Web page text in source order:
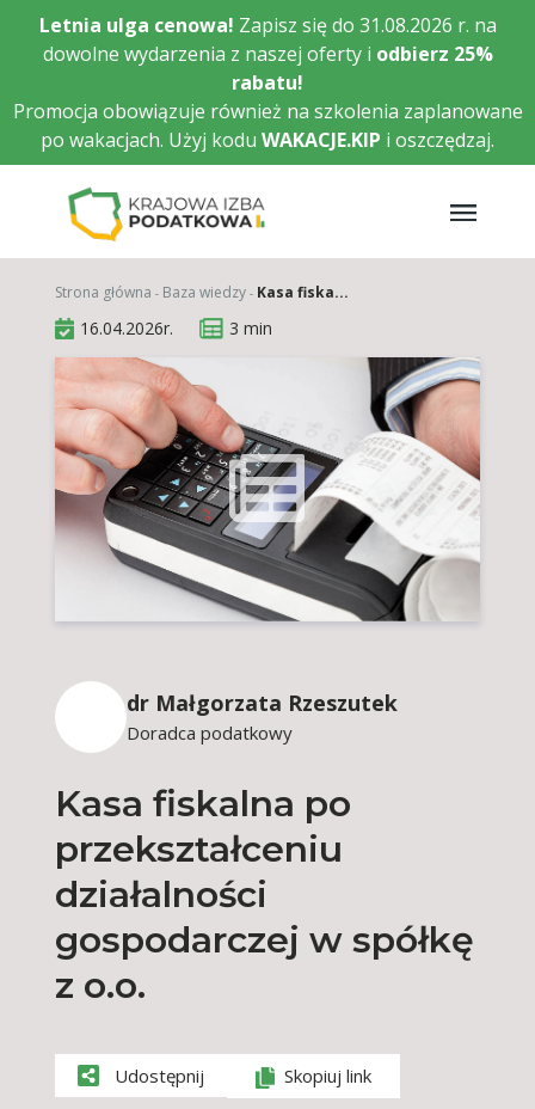
Przejdź
treści
Letnia ulga cenowa! Zapisz się do 31.08.2026 r. na
dowolne wydarzenia z naszej oferty i odbierz 25%
rabatu!
Promocja obowiązuje również na szkolenia zaplanowane
po wakacjach. Użyj kodu WAKACJE.KIP i oszczędzaj.
Strona główna Baza wiedzy Kasa fiska...
Kasa fiskalna po
przekształceniu
działalności
gospodarczej w spółkę
z o.o.
dr Małgorzata Rzeszutek
Doradca podatkowy
Udostępnij Skopiuj link
16.04.2026r. 3 min